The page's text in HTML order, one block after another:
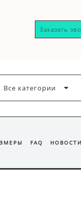
Заказать
Все категории
FAQ НОВОСТИ